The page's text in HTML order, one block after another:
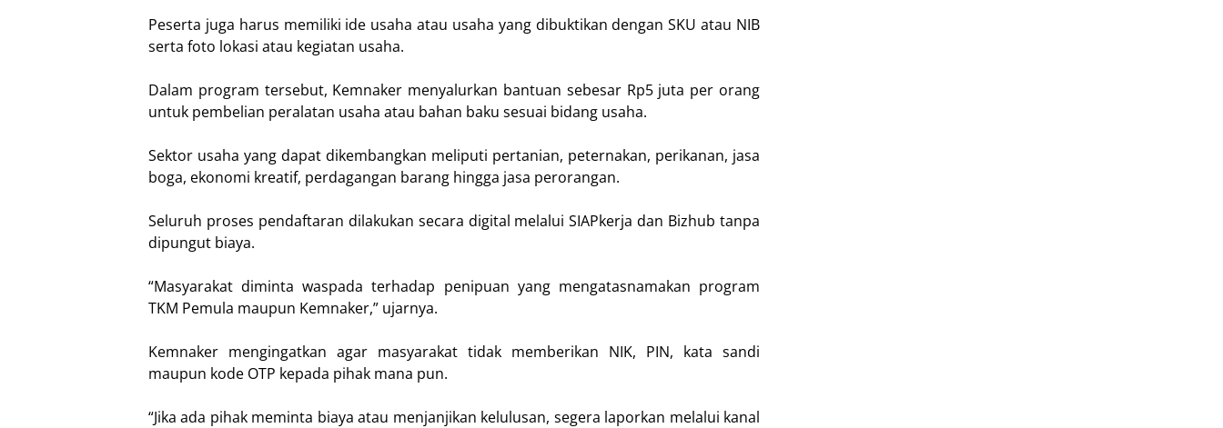
Peserta juga harus memiliki ide usaha atau usaha yang dibuktikan dengan SKU atau NIB
serta foto lokasi atau kegiatan usaha.
Dalam program tersebut, Kemnaker menyalurkan bantuan sebesar Rp5 juta per orang
untuk pembelian peralatan usaha atau bahan baku sesuai bidang usaha.
Sektor usaha yang dapat dikembangkan meliputi pertanian, peternakan, perikanan, jasa
boga, ekonomi kreatif, perdagangan barang hingga jasa perorangan.
Seluruh proses pendaftaran dilakukan secara digital melalui SIAPkerja dan Bizhub tanpa
dipungut biaya.
“Masyarakat diminta waspada terhadap penipuan yang mengatasnamakan program
TKM Pemula maupun Kemnaker,” ujarnya.
Kemnaker mengingatkan agar masyarakat tidak memberikan NIK, PIN, kata sandi
maupun kode OTP kepada pihak mana pun.
“Jika ada pihak meminta biaya atau menjanjikan kelulusan, segera laporkan melalui kanal